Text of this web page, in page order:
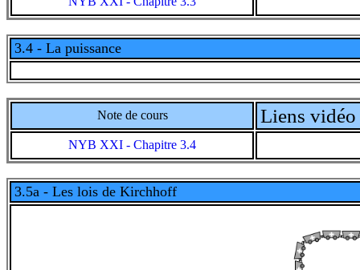
3.4 - La puissance
Note de cours Liens vidéo
NYB XXI - Chapitre 3.4
3.5a - Les lois de Kirchhoff